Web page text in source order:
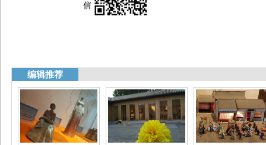
编辑推荐